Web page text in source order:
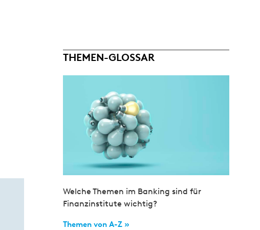
THEMEN-GLOSSAR
Welche Themen im Banking sind für
Finanzinstitute wichtig?
Themen von A-Z »